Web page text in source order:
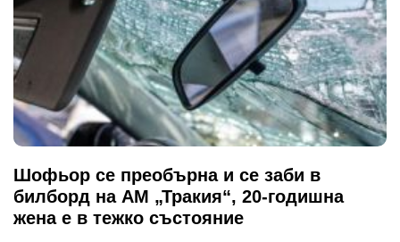
Шофьор се преобърна и се заби в
билборд на АМ „Тракия“, 20-годишна
жена е в тежко състояние